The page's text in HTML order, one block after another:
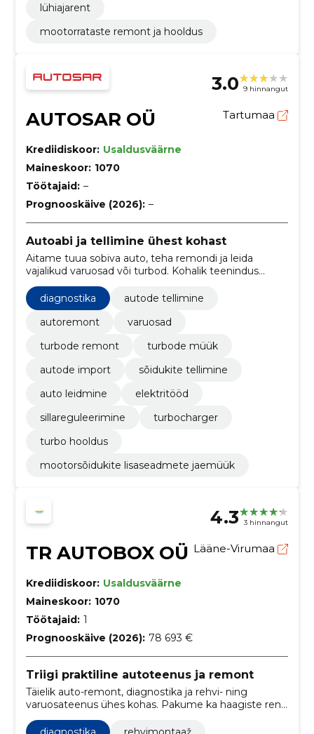
lühiajarent
mootorrataste remont ja hooldus
3.0 9 hinnangut
AUTOSAR OÜ Tartumaa
Krediidiskoor: Usaldusväärne
Maineskoor: 1070
Töötajaid: –
Prognooskäive (2026): –
Autoabi ja tellimine ühest kohast
Aitame tuua sobiva auto, teha remondi ja leida
vajalikud varuosad või turbod. Kohalik teenindus
Tartus teeb asjaajamise lihtsamaks.
diagnostika
autode tellimine
autoremont
varuosad
turbode remont
turbode müük
autode import
sõidukite tellimine
auto leidmine
elektritööd
sillareguleerimine
turbocharger
turbo hooldus
mootorsõidukite lisaseadmete jaemüük
4.3 3 hinnangut
TR AUTOBOX OÜ Lääne-Virumaa
Krediidiskoor: Usaldusväärne
Maineskoor: 1070
Töötajaid: 1
Prognooskäive (2026): 78 693 €
Triigi praktiline autoteenus ja remont
Täielik auto-remont, diagnostika ja rehvi- ning
varuosateenus ühes kohas. Pakume ka haagiste renti